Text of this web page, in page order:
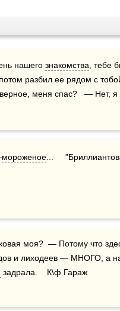
нашего знакомства , тебе
разбил ее рядом с
меня спас?   — Нет,
мороженое ...
и лиходеев — МНОГО, а
задрала.    К\ф Гараж